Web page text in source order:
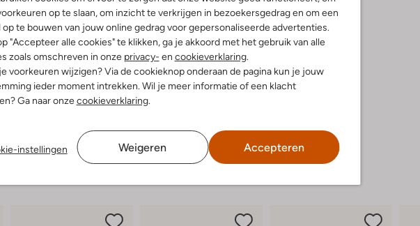
op te slaan, om inzicht te verkrijgen in bezoekersgedrag en om een
op te bouwen van jouw online gedrag voor gepersonaliseerde advertenties.
"Accepteer alle cookies" te klikken, ga je akkoord met het gebruik van alle
zoals omschreven in onze privacy- en cookieverklaring.
voorkeuren wijzigen? Via de cookieknop onderaan de pagina kun je jouw
ieder moment intrekken. Wil je meer informatie of een klacht
Ga naar onzecookieverklaring.
instellingen Weigeren Accepteren